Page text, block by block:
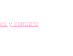
y contacto